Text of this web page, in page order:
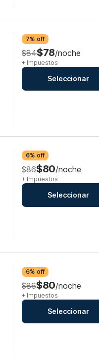
7% off
$84$78/noche
+ Impuestos
Seleccionar
6% off
$86$80/noche
+ Impuestos
Seleccionar
6% off
$86$80/noche
+ Impuestos
Seleccionar